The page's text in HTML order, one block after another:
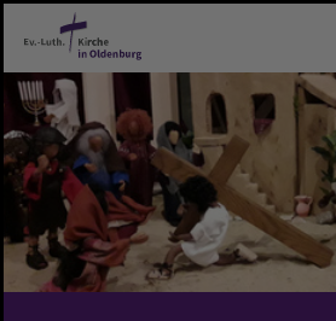
Zum Hauptinhalt springen